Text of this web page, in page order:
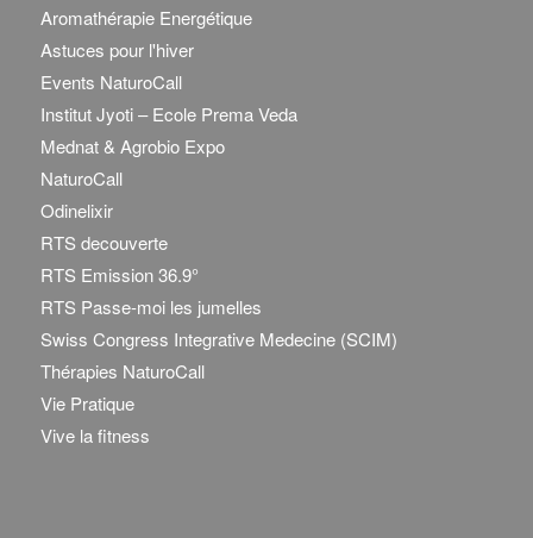
Aromathérapie Energétique
Astuces pour l'hiver
Events NaturoCall
Institut Jyoti – Ecole Prema Veda
Mednat & Agrobio Expo
NaturoCall
Odinelixir
RTS decouverte
RTS Emission 36.9°
RTS Passe-moi les jumelles
Swiss Congress Integrative Medecine (SCIM)
Thérapies NaturoCall
Vie Pratique
Vive la fitness